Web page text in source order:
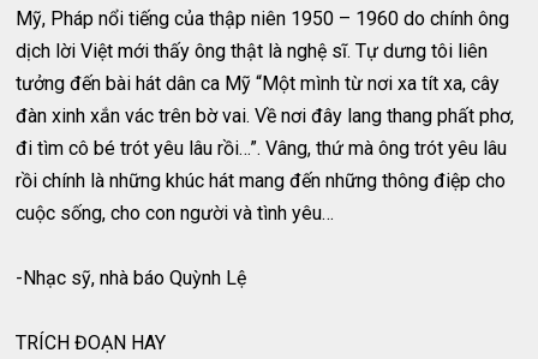
Mỹ, Pháp nổi tiếng của thập niên 1950 – 1960 do chính ông
dịch lời Việt mới thấy ông thật là nghệ sĩ. Tự dưng tôi liên
tưởng đến bài hát dân ca Mỹ “Một mình từ nơi xa tít xa, cây
đàn xinh xắn vác trên bờ vai. Về nơi đây lang thang phất phơ,
đi tìm cô bé trót yêu lâu rồi…”. Vâng, thứ mà ông trót yêu lâu
rồi chính là những khúc hát mang đến những thông điệp cho
cuộc sống, cho con người và tình yêu…
-Nhạc sỹ, nhà báo Quỳnh Lệ
TRÍCH ĐOẠN HAY